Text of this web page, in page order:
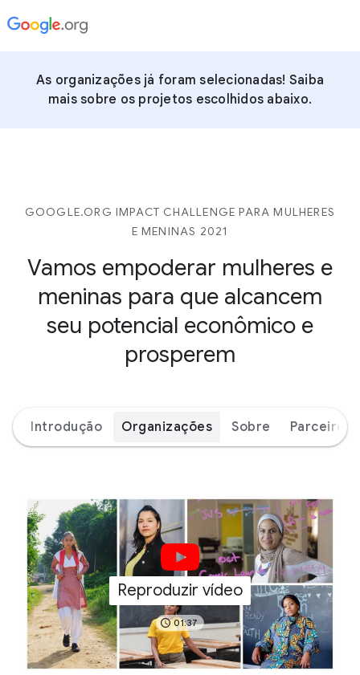
As organizações já foram selecionadas! Saiba
mais sobre os projetos escolhidos abaixo.
GOOGLE.ORG IMPACT CHALLENGE PARA MULHERES
E MENINAS 2021
Vamos empoderar mulheres e
meninas para que alcancem
seu potencial econômico e
prosperem
Introdução Organizações Sobre Parceiros
Reproduzir vídeo
01:37